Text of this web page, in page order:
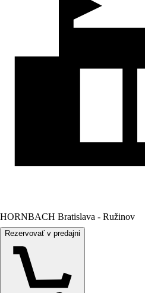
HORNBACH Bratislava - Ružinov
Rezervovať v predajni